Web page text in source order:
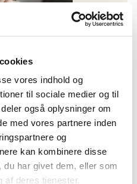
vores indhold og
til sociale medier og til
også oplysninger om
med vores partnere inden
og
kan kombinere disse
du har givet dem, eller som
af deres tjenester.
om mistrivsel
PPR, PPV og
læse om støtte i skolen,
og